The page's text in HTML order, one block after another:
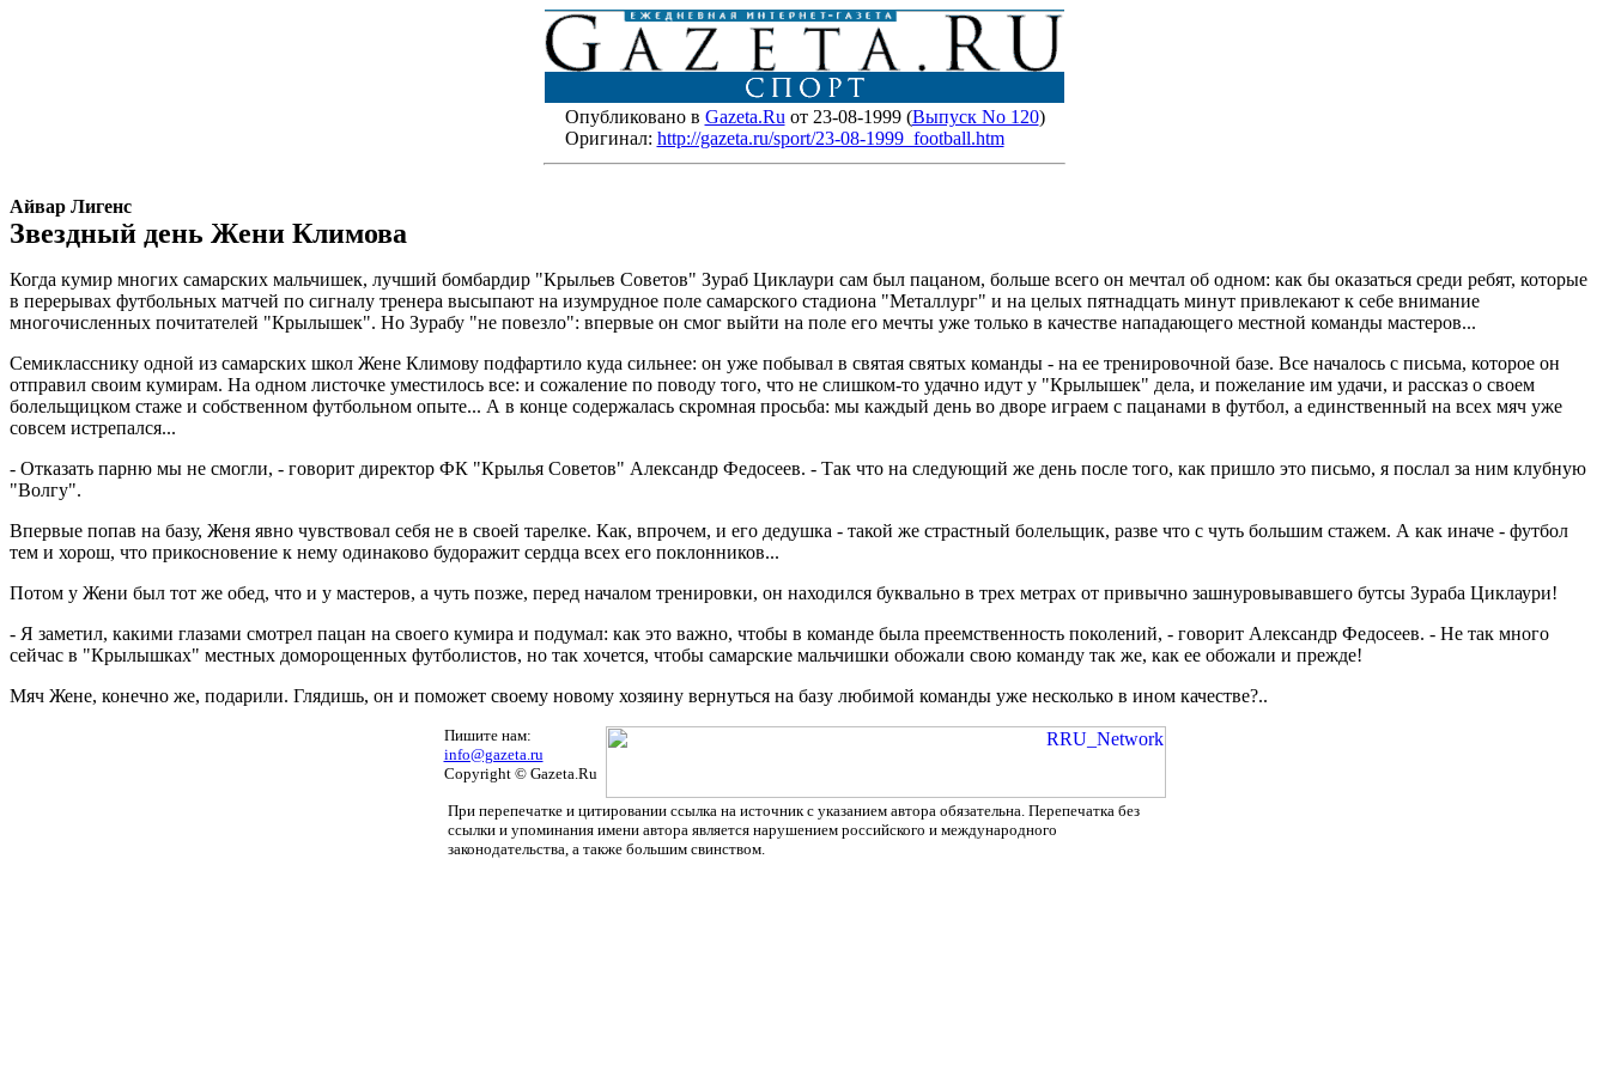
Опубликовано в Gazeta.Ru от 23-08-1999 (Выпуск No 120)
Оригинал: http://gazeta.ru/sport/23-08-1999_football.htm
Айвар Лигенс
Звездный день Жени Климова
Когда кумир многих самарских мальчишек, лучший бомбардир "Крыльев Советов" Зураб Циклаури сам был пацаном, больше всего он мечтал об одном: как бы оказаться среди ребят, которые
в перерывах футбольных матчей по сигналу тренера высыпают на изумрудное поле самарского стадиона "Металлург" и на целых пятнадцать минут привлекают к себе внимание
многочисленных почитателей "Крылышек". Но Зурабу "не повезло": впервые он смог выйти на поле его мечты уже только в качестве нападающего местной команды мастеров...
Семикласснику одной из самарских школ Жене Климову подфартило куда сильнее: он уже побывал в святая святых команды - на ее тренировочной базе. Все началось с письма, которое он
отправил своим кумирам. На одном листочке уместилось все: и сожаление по поводу того, что не слишком-то удачно идут у "Крылышек" дела, и пожелание им удачи, и рассказ о своем
болельщицком стаже и собственном футбольном опыте... А в конце содержалась скромная просьба: мы каждый день во дворе играем с пацанами в футбол, а единственный на всех мяч уже
совсем истрепался...
- Отказать парню мы не смогли, - говорит директор ФК "Крылья Советов" Александр Федосеев. - Так что на следующий же день после того, как пришло это письмо, я послал за ним клубную
"Волгу".
Впервые попав на базу, Женя явно чувствовал себя не в своей тарелке. Как, впрочем, и его дедушка - такой же страстный болельщик, разве что с чуть большим стажем. А как иначе - футбол
тем и хорош, что прикосновение к нему одинаково будоражит сердца всех его поклонников...
Потом у Жени был тот же обед, что и у мастеров, а чуть позже, перед началом тренировки, он находился буквально в трех метрах от привычно зашнуровывавшего бутсы Зураба Циклаури!
- Я заметил, какими глазами смотрел пацан на своего кумира и подумал: как это важно, чтобы в команде была преемственность поколений, - говорит Александр Федосеев. - Не так много
сейчас в "Крылышках" местных доморощенных футболистов, но так хочется, чтобы самарские мальчишки обожали свою команду так же, как ее обожали и прежде!
Мяч Жене, конечно же, подарили. Глядишь, он и поможет своему новому хозяину вернуться на базу любимой команды уже несколько в ином качестве?..
Пишите нам:
info@gazeta.ru
Copyright © Gazeta.Ru
При перепечатке и цитировании ссылка на источник с указанием автора обязательна. Перепечатка без
ссылки и упоминания имени автора является нарушением российского и международного
законодательства, а также большим свинством.